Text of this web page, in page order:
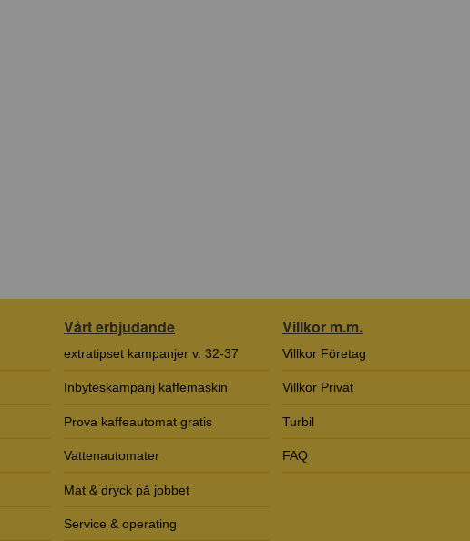
Vårt erbjudande
extratipset kampanjer v. 32-37
Inbyteskampanj kaffemaskin
Prova kaffeautomat gratis
Vattenautomater
Mat & dryck på jobbet
Service & operating
Villkor m.m.
Villkor Företag
Villkor Privat
Turbil
FAQ